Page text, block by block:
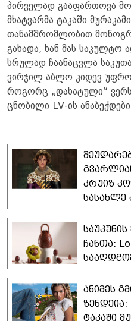
პირველად გააფართოვა
მხატვარმა ტაკაში
თანამშრომლობით
გახადა, ხან მას საკულტო
სრულად ჩაანაცვლა
ვირჯილ აბლო კიდევ უფრო
როგორც „დახატული“
ცნობილი LV-ის
კრუიზ
სასახლე
ჩანთა:
ანიმეს
ტაკაში